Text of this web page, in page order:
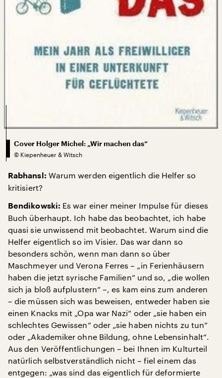
Cover Holger Michel: „Wir machen das“
© Kiepenheuer & Witsch
Rabhansl: Warum werden eigentlich die Helfer so
kritisiert?
Bendikowski: Es war einer meiner Impulse für dieses
Buch überhaupt. Ich habe das beobachtet, ich habe
quasi sie unwissend mit beobachtet. Warum sind die
Helfer eigentlich so im Visier. Das war dann so
besonders schön, wenn man dann so über
Maschmeyer und Verona Ferres – „in Ferienhäusern
haben die jetzt syrische Familien“ und so, „die wollen
sich ja bloß aufplustern“ –, es kam eins zum anderen
– die müssen sich was beweisen, entweder haben sie
einen Knacks mit „Opa war Nazi“ oder „sie haben ein
schlechtes Gewissen“ oder „sie haben nichts zu tun“
oder „Akademiker ohne Bildung, ohne Lebensinhalt“.
Aus den Veröffentlichungen – bei Ihnen im Kulturteil
natürlich selbstverständlich nicht – fiel einem das
entgegen: „was sind das eigentlich für deformierte